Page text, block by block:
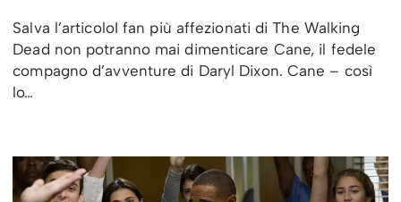
Salva l’articoloI fan più affezionati di The Walking
Dead non potranno mai dimenticare Cane, il fedele
compagno d’avventure di Daryl Dixon. Cane – così
lo…